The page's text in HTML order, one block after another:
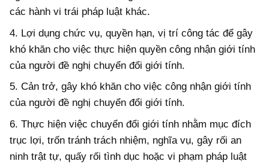
các hành vi trái pháp luật khác.
4. Lợi dụng chức vụ, quyền hạn, vị trí công tác để gây
khó khăn cho việc thực hiện quyền công nhận giới tính
của người đề nghị chuyển đổi giới tính.
5. Cản trở, gây khó khăn cho việc công nhận giới tính
của người đề nghị chuyển đổi giới tính.
6. Thực hiện việc chuyển đổi giới tính nhằm mục đích
trục lợi, trốn tránh trách nhiệm, nghĩa vụ, gây rối an
ninh trật tự, quấy rối tình dục hoặc vi phạm pháp luật